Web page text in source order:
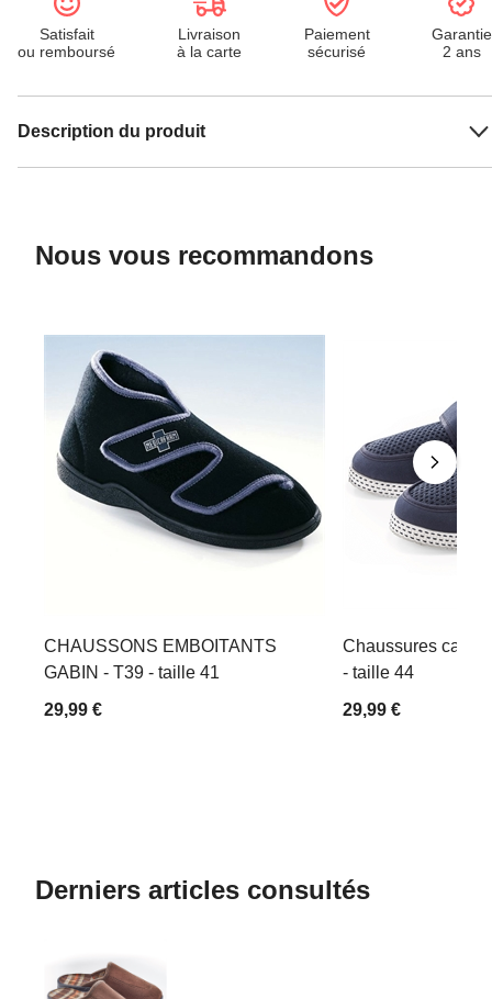
Satisfait
ou remboursé
Livraison
à la carte
Paiement
sécurisé
Garantie
2 ans
Description du produit
Nous vous recommandons
CHAUSSONS EMBOITANTS
GABIN - T39 - taille 41
29,99 €
Chaussures
- taille 44
29,99 €
Derniers articles consultés